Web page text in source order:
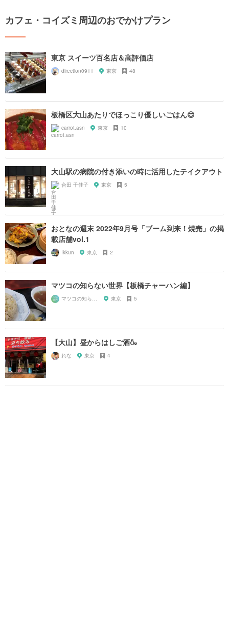
カフェ・コイズミ周辺のおでかけプラン
東京 スイーツ百名店＆高評価店
direction0911 東京 48
板橋区大山あたりでほっこり優しいごはん😊
carrot.asn 東京 10
大山駅の病院の付き添いの時に活用したテイクアウト
合田 千佳子 東京 5
おとなの週末 2022年9月号「ブーム到来！焼売」の掲
載店舗vol.1
Ikkun 東京 2
マツコの知らない世界【板橋チャーハン編】
マツコの知らない世界マニア 東京 5
【大山】昼からはしご酒🍶
れな 東京 4